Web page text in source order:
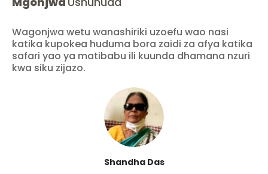
Wagonjwa wetu wanashiriki uzoefu wao nasi
katika kupokea huduma bora zaidi za afya katika
safari yao ya matibabu ili kuunda dhamana nzuri
kwa siku zijazo.
Shandha Das